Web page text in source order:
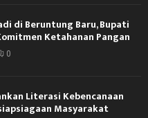
di Beruntung Baru, Bupati
Ketahanan Pangan
0
Literasi Kebencanaan
Masyarakat